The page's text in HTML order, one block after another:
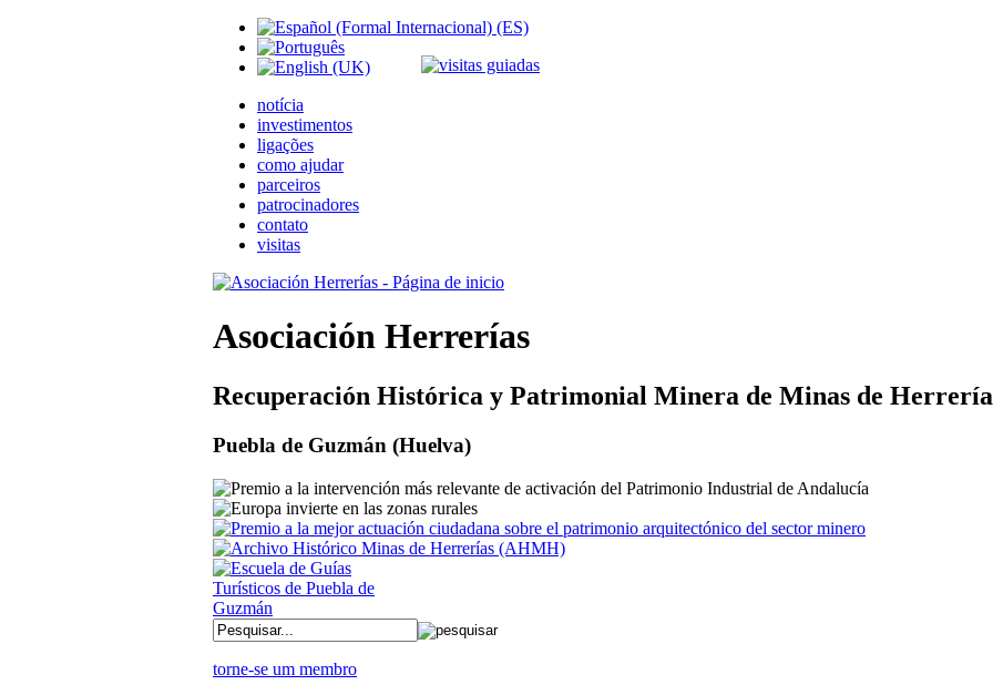
notícia
investimentos
ligações
como ajudar
parceiros
patrocinadores
contato
visitas
Asociación Herrerías
Recuperación Histórica y Patrimonial Minera de Minas de
Puebla de Guzmán (Huelva)
torne-se um membro